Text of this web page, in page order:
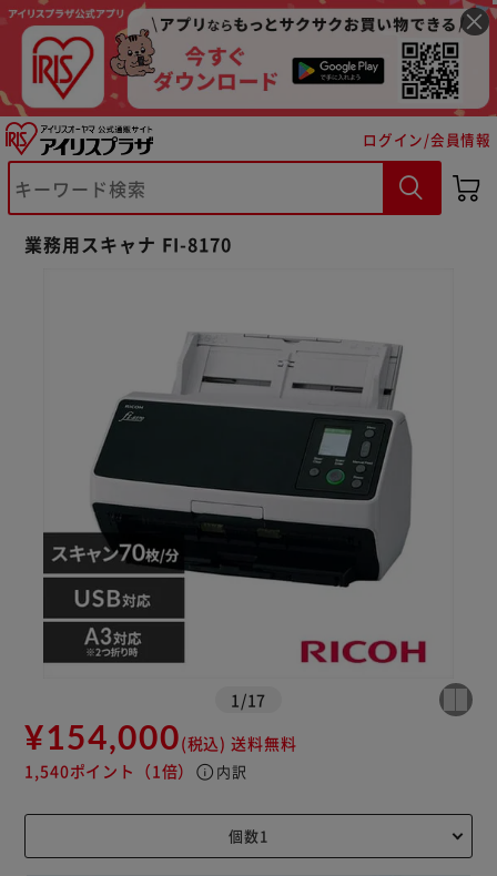
ログイン/会員情報
業務用スキャナ FI-8170
1 /17
¥154,000(税込) 送料無料
1,540ポイント （1倍） info 内訳
※ご確認ください